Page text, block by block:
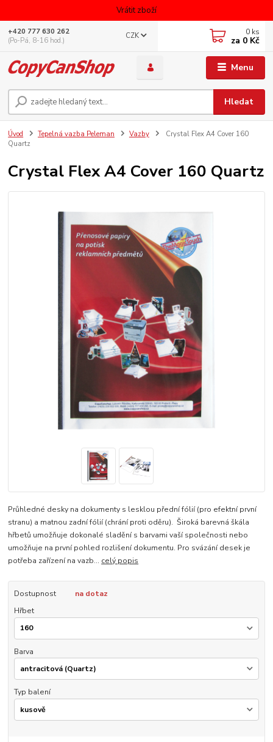
Vrátit zboží
Menu
CZK
Hledat
+420 777 630 262
(Po-Pá, 8-16 hod.)
0 ks
za 0 Kč
Úvod Tepelná vazba Peleman Vazby
Crystal Flex A4 Cover 160
Quartz
Crystal Flex A4 Cover 160 Quartz
Průhledné desky na dokumenty s lesklou přední fólií (pro efektní první
stranu) a matnou zadní fólií (chrání proti oděru). Široká barevná škála
hřbetů umožňuje dokonalé sladění s barvami vaší společnosti nebo
umožňuje na první pohled rozlišení dokumentu. Pro svázání desek je
potřeba zařízení na vazb... celý popis
Dostupnost
na dotaz
Hřbet
Barva
Typ balení